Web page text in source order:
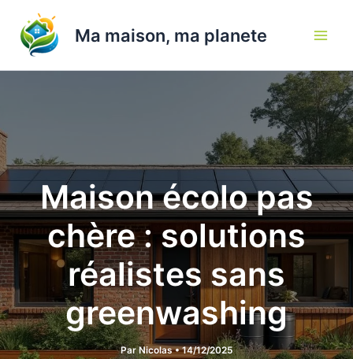
contenu
Ma maison, ma planete
Maison écolo pas
chère : solutions
réalistes sans
greenwashing
ParNicolas•14/12/2025